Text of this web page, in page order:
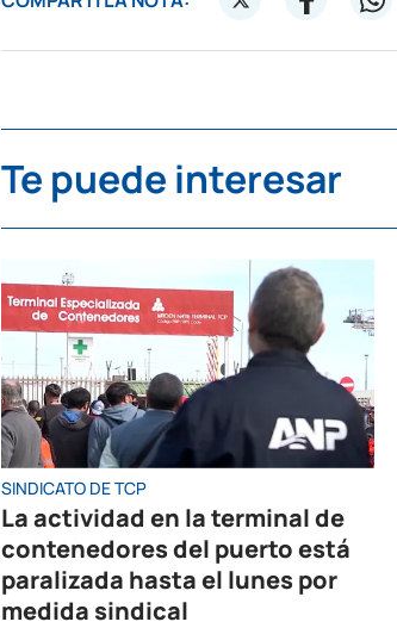
Te puede interesar
SINDICATO DE TCP
La actividad en la terminal de
contenedores del puerto está
paralizada hasta el lunes por
medida sindical